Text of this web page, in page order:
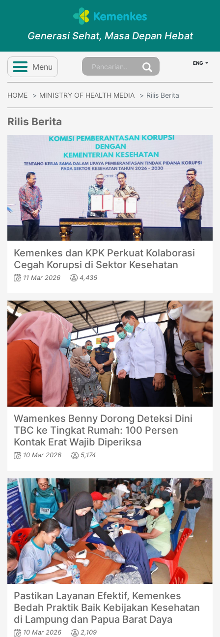
Generasi Sehat, Masa Depan Hebat
Menu ENG
HOME MINISTRY OF HEALTH MEDIA Rilis Berita
Rilis Berita
Kemenkes dan KPK Perkuat Kolaborasi
Cegah Korupsi di Sektor Kesehatan
11 Mar 2026 4,436
Wamenkes Benny Dorong Deteksi Dini
TBC ke Tingkat Rumah: 100 Persen
Kontak Erat Wajib Diperiksa
10 Mar 2026 5,174
Pastikan Layanan Efektif, Kemenkes
Bedah Praktik Baik Kebijakan Kesehatan
di Lampung dan Papua Barat Daya
10 Mar 2026 2,109